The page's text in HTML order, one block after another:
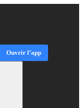
Ouvrir l’app